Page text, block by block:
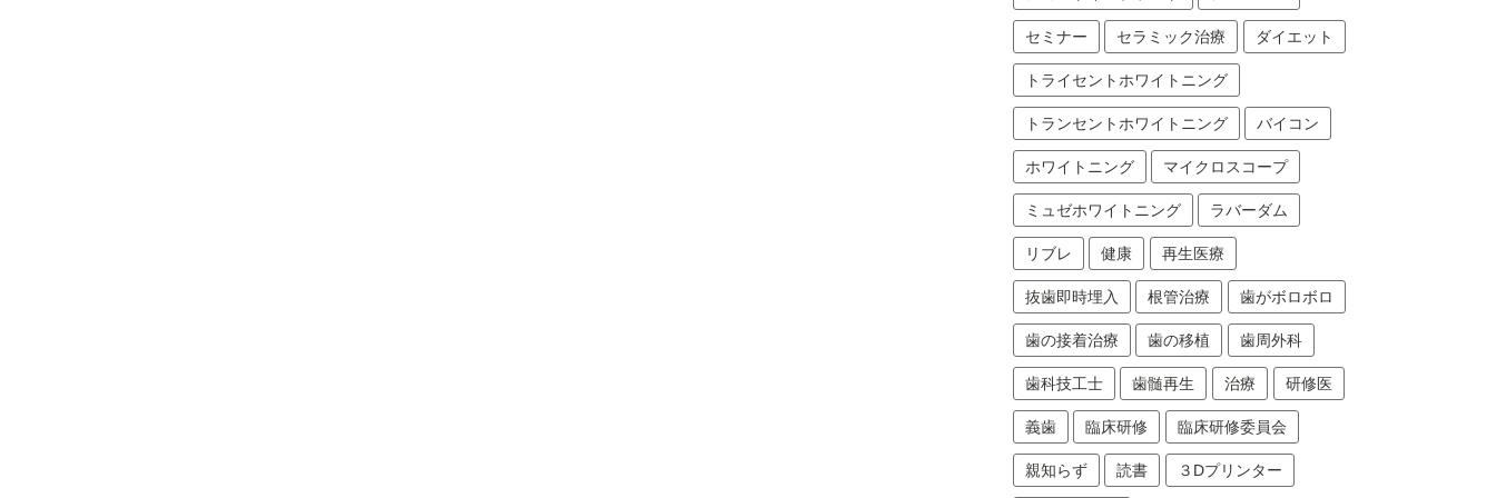
セミナー セラミック治療 ダイエット
トライセントホワイトニング
トランセントホワイトニング バイコン
ホワイトニング マイクロスコープ
ミュゼホワイトニング ラバーダム
リブレ 健康 再生医療
抜歯即時埋入 根管治療 歯がボロボロ
歯の接着治療 歯の移植 歯周外科
歯科技工士 歯髄再生 治療 研修医
義歯 臨床研修 臨床研修委員会
親知らず 読書 ３Dプリンター